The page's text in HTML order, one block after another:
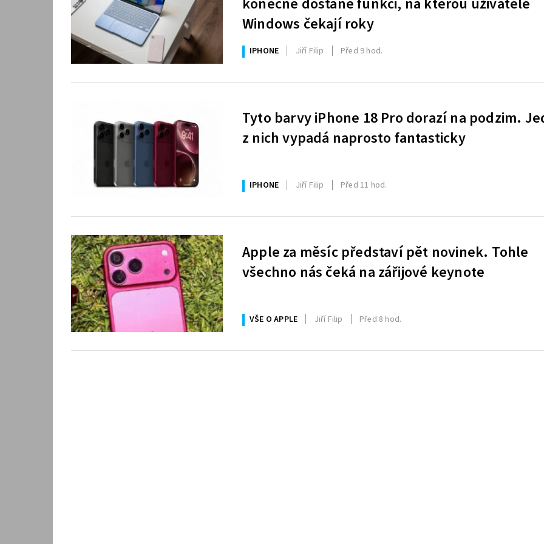
Windows čekají roky
IPHONE Jiří Filip Před 9 hod.
Tyto barvy iPhone 18 Pro dorazí na podzim.
z nich vypadá naprosto fantasticky
IPHONE Jiří Filip Před 11 hod.
Apple za měsíc představí pět novinek. Tohle
všechno nás čeká na zářijové keynote
VŠE O APPLE Jiří Filip Před 8 hod.